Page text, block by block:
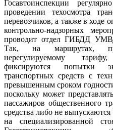
Госавтоинспекции
проведении техосмотра
перевозчиков, а также в ходе
контрольно-надзорных
проводит отдел ГИБДД
Так, на маршрутах,
нерегулируемому
фиксируются попытки
транспортных средств с
превышенным сроком
поскольку может
пассажиров общественного
средства либо не
на специализированной